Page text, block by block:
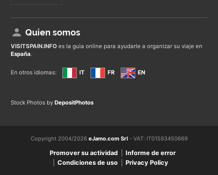
Quien somos
VISITSPAIN.INFO es la guìa online para ayudarle a organizar su viaje en
España.
En otros idiomas: IT FR EN
Stock Photos byDepositPhotos
Copyright 2004/2026 eJamo.com Srl- VAT: IT01593450669
Promover su actividad
Informe de error
Condiciones de uso
Privacy Policy